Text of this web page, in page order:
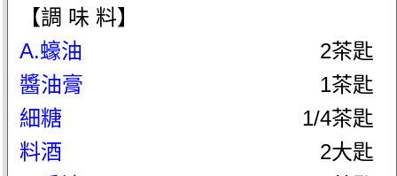
【調 味 料】
A.蠔油
2茶匙
醬油膏
1茶匙
細糖
1/4茶匙
料酒
2大匙